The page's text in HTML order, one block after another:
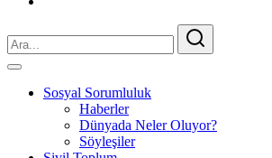
Sosyal Sorumluluk
Haberler
Dünyada Neler Oluyor?
Söyleşiler